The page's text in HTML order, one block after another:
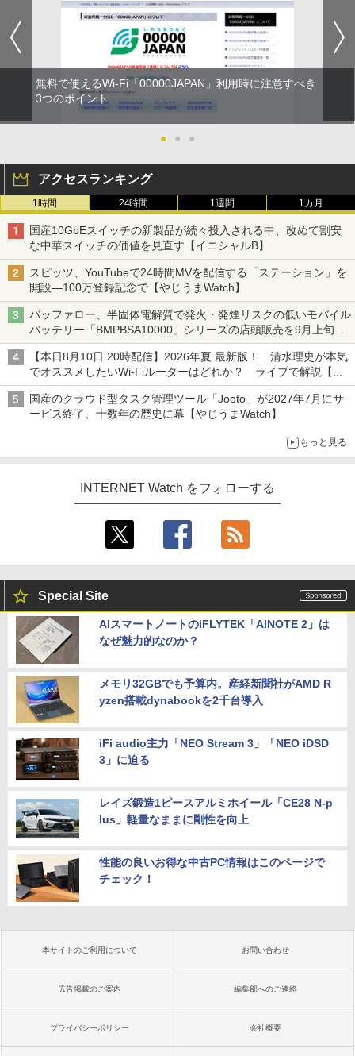
無料で使えるWi-Fi「00000JAPAN」利用時に注意すべき
3つのポイント
● ● ●
アクセスランキング
1時間 24時間 1週間 1カ月
国産10GbEスイッチの新製品が続々投入される中、改めて割安
な中華スイッチの価値を見直す【イニシャルB】
スピッツ、YouTubeで24時間MVを配信する「ステーション」を
開設―100万登録記念で【やじうまWatch】
バッファロー、半固体電解質で発火・発煙リスクの低いモバイル
バッテリー「BMPBSA10000」シリーズの店頭販売を9月上旬に
開始
【本日8月10日 20時配信】2026年夏 最新版！ 清水理史が本気
でオススメしたいWi-Fiルーターはどれか？ ライブで解説【清
水理史の「イニシャルB」チャンネル】
国産のクラウド型タスク管理ツール「Jooto」が2027年7月にサ
ービス終了、十数年の歴史に幕【やじうまWatch】
もっと見る
INTERNET Watch をフォローする
Special Site
AIスマートノートのiFLYTEK「AINOTE 2」は
なぜ魅力的なのか？
メモリ32GBでも予算内。産経新聞社がAMD R
yzen搭載dynabookを2千台導入
iFi audio主力「NEO Stream 3」「NEO iDSD
3」に迫る
レイズ鍛造1ピースアルミホイール「CE28 N-p
lus」軽量なままに剛性を向上
性能の良いお得な中古PC情報はこのページで
チェック！
本サイトのご利用について お問い合わせ
広告掲載のご案内 編集部へのご連絡
プライバシーポリシー 会社概要